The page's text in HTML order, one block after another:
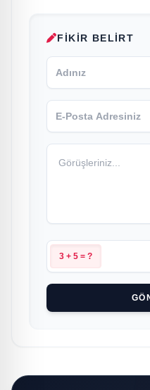
FIKIR BELIRT
3 + 5 = ?